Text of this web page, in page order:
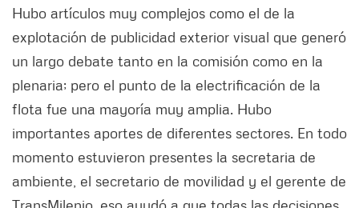
Hubo artículos muy complejos como el de la
explotación de publicidad exterior visual que generó
un largo debate tanto en la comisión como en la
plenaria; pero el punto de la electrificación de la
flota fue una mayoría muy amplia. Hubo
importantes aportes de diferentes sectores. En todo
momento estuvieron presentes la secretaria de
ambiente, el secretario de movilidad y el gerente de